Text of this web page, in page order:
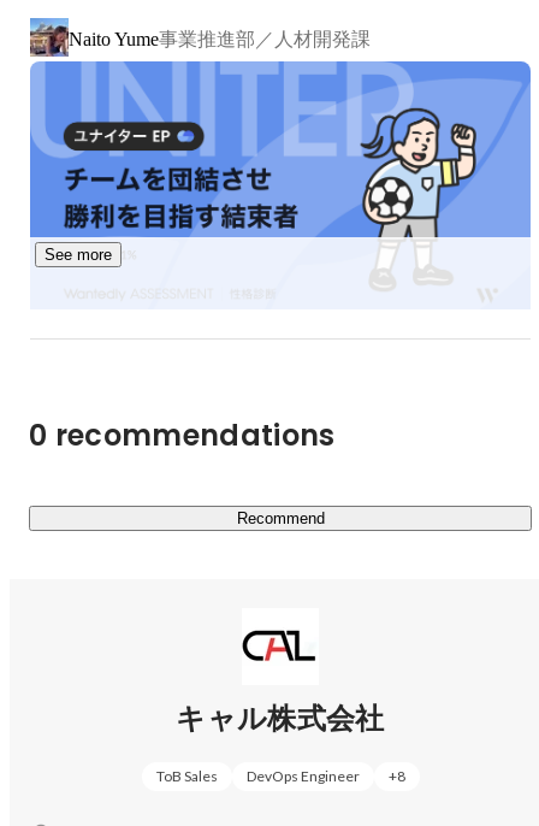
・クラウド環境構築
・RPA開発
・ヘルプデスク、カスタマーサポート　など
Naito Yume事業推進部／人材開発課
See more
0 recommendations
Recommend
キャル株式会社
ToB Sales DevOps Engineer +8